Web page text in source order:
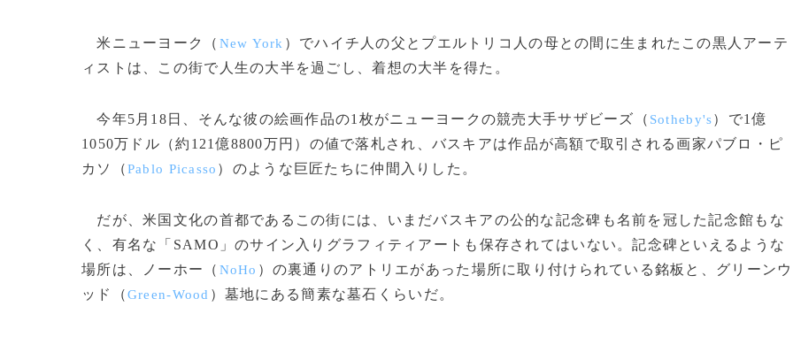
米ニューヨーク（ New York ）でハイチ人の父とプエルトリコ人の母との間に生まれたこの黒人アーテ
ィストは、この街で人生の大半を過ごし、着想の大半を得た。
今年5月18日、そんな彼の絵画作品の1枚がニューヨークの競売大手サザビーズ（ Sotheby's）で1億
1050万ドル（約121億8800万円）の値で落札され、バスキアは作品が高額で取引される画家パブロ・ピ
カソ（Pablo Picasso ）のような巨匠たちに仲間入りした。
だが、米国文化の首都であるこの街には、いまだバスキアの公的な記念碑も名前を冠した記念館もな
く、有名な「SAMO」のサイン入りグラフィティアートも保存されてはいない。記念碑といえるような
場所は、ノーホー（ NoHo ）の裏通りのアトリエがあった場所に取り付けられている銘板と、グリーンウ
ッド（Green-Wood ）墓地にある簡素な墓石くらいだ。